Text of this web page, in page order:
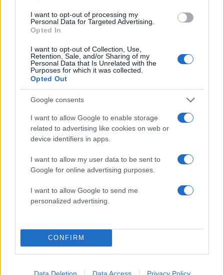
I want to opt-out of processing my
Personal Data for Targeted Advertising.
Opted In
I want to opt-out of Collection, Use,
Retention, Sale, and/or Sharing of my
Personal Data that Is Unrelated with the
Purposes for which it was collected.
Opted Out
Google consents
I want to allow Google to enable storage
related to advertising like cookies on web or
device identifiers in apps.
I want to allow my user data to be sent to
Google for online advertising purposes.
I want to allow Google to send me
personalized advertising.
CONFIRM
Data Deletion Data Access Privacy Policy
Γιάννης Τσιμιτσέλης: Οι σπάνιες φωτογραφίες
με τον αδελφό του, Λάμπρο και οι ευχές για τα
γενέθλιά του
07.08.2026